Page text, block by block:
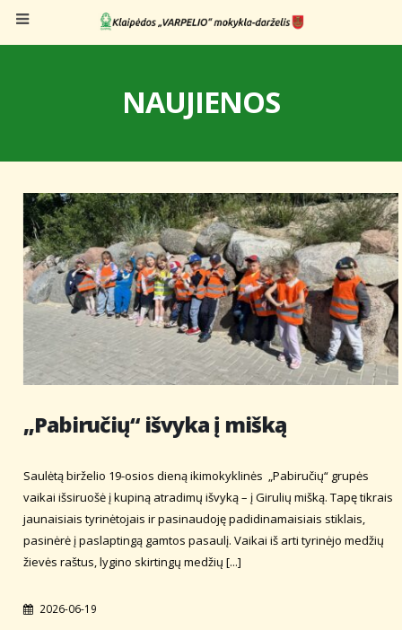
NAUJIENOS
„Pabiručių“ išvyka į mišką
Saulėtą birželio 19-osios dieną ikimokyklinės „Pabiručių“ grupės
vaikai išsiruošė į kupiną atradimų išvyką – į Girulių mišką. Tapę tikrais
jaunaisiais tyrinėtojais ir pasinaudoję padidinamaisiais stiklais,
pasinėrė į paslaptingą gamtos pasaulį. Vaikai iš arti tyrinėjo medžių
žievės raštus, lygino skirtingų medžių [...]
2026-06-19